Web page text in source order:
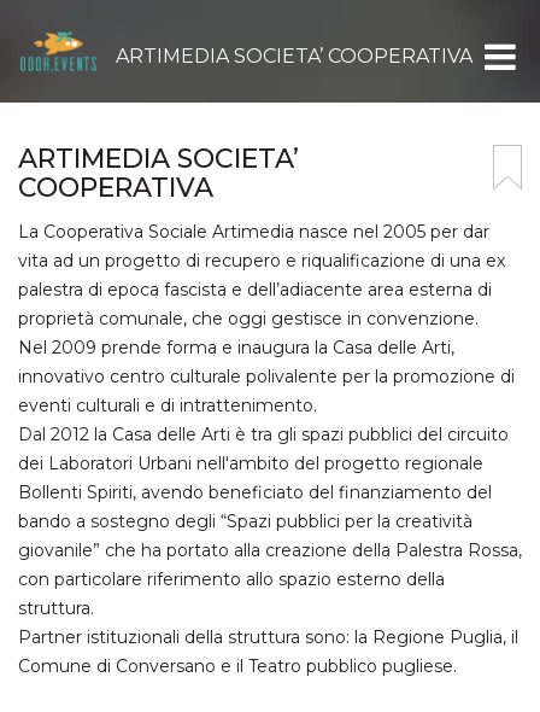
ARTIMEDIA SOCIETA’ COOPERATIVA
ARTIMEDIA SOCIETA’
COOPERATIVA
La Cooperativa Sociale Artimedia nasce nel 2005 per dar
vita ad un progetto di recupero e riqualificazione di una ex
palestra di epoca fascista e dell’adiacente area esterna di
proprietà comunale, che oggi gestisce in convenzione.
Nel 2009 prende forma e inaugura la Casa delle Arti,
innovativo centro culturale polivalente per la promozione di
eventi culturali e di intrattenimento.
Dal 2012 la Casa delle Arti è tra gli spazi pubblici del circuito
dei Laboratori Urbani nell'ambito del progetto regionale
Bollenti Spiriti, avendo beneficiato del finanziamento del
bando a sostegno degli “Spazi pubblici per la creatività
giovanile” che ha portato alla creazione della Palestra Rossa,
con particolare riferimento allo spazio esterno della
struttura.
Partner istituzionali della struttura sono: la Regione Puglia, il
Comune di Conversano e il Teatro pubblico pugliese.